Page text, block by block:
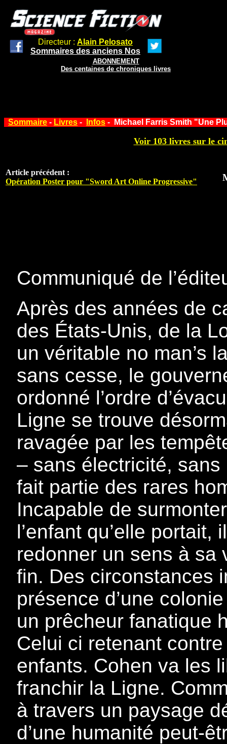
Directeur : Alain Pelosato
Sommaires des anciens Nos
ABONNEMENT
Des centaines de chroniques livres
Sommaire - Livres - Infos - Michael Farris Smith "Une
Voir 103 livres sur le
Article précédent :
Opération Poster pour "Sword Art Online Progressive"
Communiqué de
Après des années de
des États-Unis, de la
un véritable no man’s
sans cesse, le
ordonné l’ordre
Ligne se trouve
ravagée par les
– sans électricité,
fait partie des rares
Incapable de
l’enfant qu’elle
redonner un sens à sa
fin. Des circonstances
présence d’une
un prêcheur fanatique
Celui ci retenant
enfants. Cohen va les
franchir la Ligne.
à travers un paysage
d’une humanité peut-